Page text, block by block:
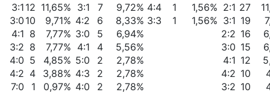
3:1 12 11,65%
3:0 10
9,71%
4:1 8
7,77%
3:2 8
7,77%
4:0 5
4,85%
4:2 4
3,88%
7:0
1
0,97%
3:1
7
9,72%
4:2
6
8,33%
3:0
5
6,94%
4:1
4
5,56%
5:0
2
2,78%
4:3
2
2,78%
4:0
2
2,78%
4:4
1
1,56%
3:3
1 1,56%
2:1 27
3:1 19
2:2 16
3:0 15
4:1 12
4:2 10
3:2 10